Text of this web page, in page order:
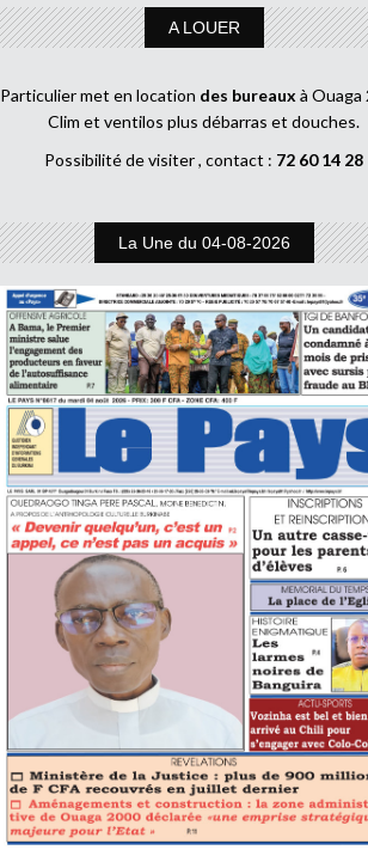
A LOUER
Particulier met en location des bureaux à Ouaga
Clim et ventilos plus débarras et douches.
Possibilité de visiter , contact : 72 60 14 28
La Une du 04-08-2026